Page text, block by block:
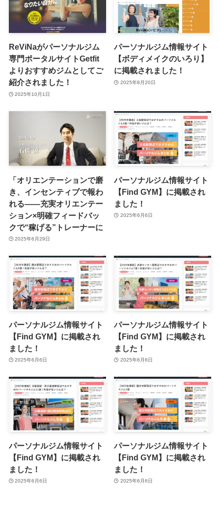
ReViNaがパーソナルジム
専門ポータルサイトGetfit
よりおすすめジムとしてご
紹介されました！
2025年10月1日
パーソナルジム情報サイト
【ボディメイクのいろり】
に掲載されました！
2025年8月20日
「オリエンテーションで磨
き、インセンティブで報わ
れる――充実オリエンテー
ション×明確フィードバッ
クで“稼げる”トレーナーに
2025年6月29日
パーソナルジム情報サイト
【Find GYM】に掲載され
ました！
2025年6月6日
パーソナルジム情報サイト
【Find GYM】に掲載され
ました！
2025年6月6日
パーソナルジム情報サイト
【Find GYM】に掲載され
ました！
2025年6月6日
パーソナルジム情報サイト
【Find GYM】に掲載され
ました！
2025年6月6日
パーソナルジム情報サイト
【Find GYM】に掲載され
ました！
2025年6月6日